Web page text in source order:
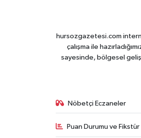
hursozgazetesi.com
çalışma ile
sayesinde, bölgesel
Nöbetçi Eczaneler
Puan Durumu ve Fikstür